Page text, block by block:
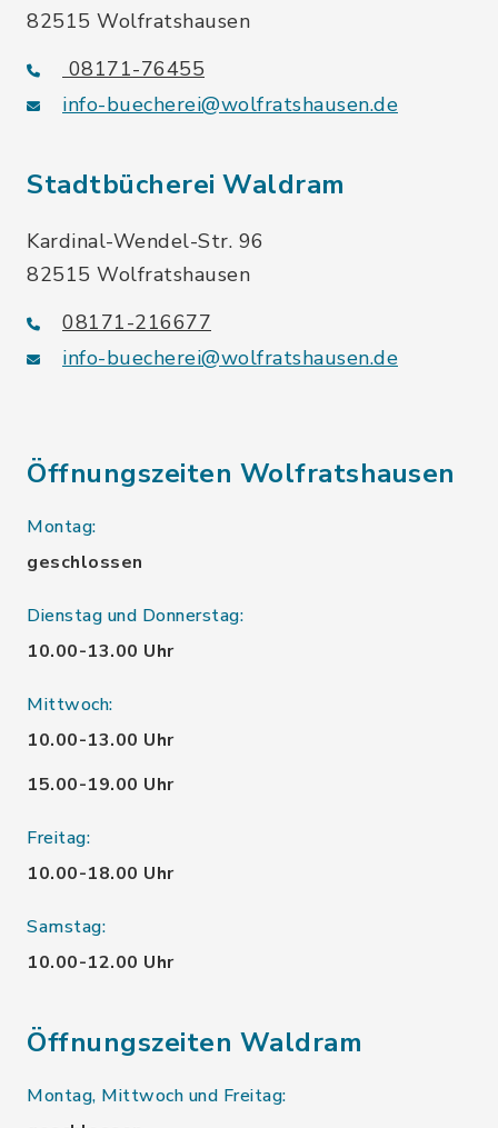
82515 Wolfratshausen
08171-76455
info-buecherei@wolfratshausen.de
Stadtbücherei Waldram
Kardinal-Wendel-Str. 96
82515 Wolfratshausen
08171-216677
info-buecherei@wolfratshausen.de
Öffnungszeiten Wolfratshausen
Montag:
geschlossen
Dienstag und Donnerstag:
10.00-13.00 Uhr
Mittwoch:
10.00-13.00 Uhr
15.00-19.00 Uhr
Freitag:
10.00-18.00 Uhr
Samstag:
10.00-12.00 Uhr
Öffnungszeiten Waldram
Montag, Mittwoch und Freitag: